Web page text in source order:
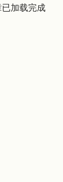
加载完成